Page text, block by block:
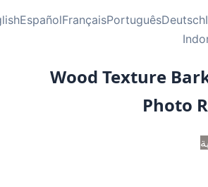
EnglishEspañolFrançaisPortuguês
Wood Texture